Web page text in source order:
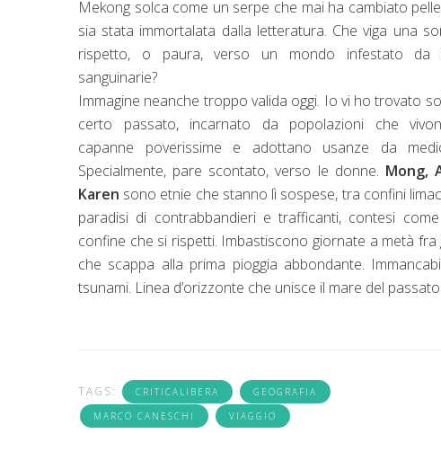
Mekong solca come un serpe che mai ha cambiato
sia stata immortalata dalla letteratura. Che viga una
rispetto, o paura, verso un mondo infestato da
sanguinarie?
Immagine neanche troppo valida oggi. Io vi ho trovato
certo passato, incarnato da popolazioni che
capanne poverissime e adottano usanze da
Specialmente, pare scontato, verso le donne. Mong,
Karen sono etnie che stanno lì sospese, tra confini
paradisi di contrabbandieri e trafficanti, contesi
confine che si rispetti. Imbastiscono giornate a metà
che scappa alla prima pioggia abbondante.
tsunami. Linea d’orizzonte che unisce il mare del
TAGS: CRITICALIBERA
GEOGRAFIA
MARCO CANESCHI
VIAGGIO